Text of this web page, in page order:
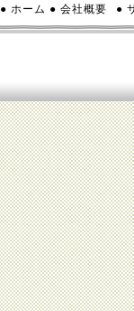
● ホーム ● 会社概要 ●